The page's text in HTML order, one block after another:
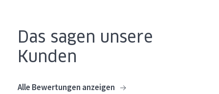
Nachtcreme
Augencreme
Das sagen unsere
Kunden
Alle Bewertungen anzeigen